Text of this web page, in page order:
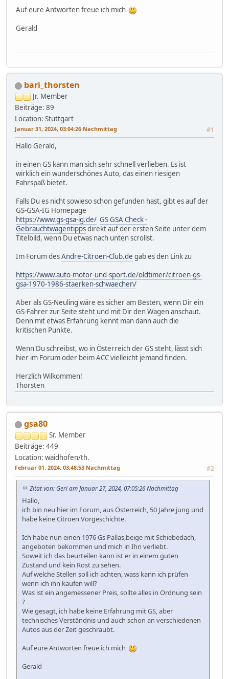
Auf eure Antworten freue ich mich
Gerald
bari_thorsten
Jr. Member
Beiträge: 89
Location: Stuttgart
Januar 31, 2024, 03:04:26 Nachmittag #1
Hallo Gerald,
in einen GS kann man sich sehr schnell verlieben. Es ist
wirklich ein wunderschönes Auto, das einen riesigen
Fahrspaß bietet.
Falls Du es nicht sowieso schon gefunden hast, gibt es auf der
GS-GSA-IG Homepage
https://www.gs-gsa-ig.de/ GS GSA Check -
Gebrauchtwagentippsdirekt auf der ersten Seite unter dem
Titelbild, wenn Du etwas nach unten scrollst.
Im Forum desAndre-Citroen-Club.de gab es den Link zu
https://www.auto-motor-und-sport.de/oldtimer/citroen-gs-
gsa-1970-1986-staerken-schwaechen/
Aber als GS-Neuling wäre es sicher am Besten, wenn Dir ein
GS-Fahrer zur Seite steht und mit Dir den Wagen anschaut.
Denn mit etwas Erfahrung kennt man dann auch die
kritischen Punkte.
Wenn Du schreibst, wo in Österreich der GS steht, lässt sich
hier im Forum oder beim ACC vielleicht jemand finden.
Herzlich Wilkommen!
Thorsten
gsa80
Sr. Member
Beiträge: 449
Location: waidhofen/th.
Februar 01, 2024, 03:48:53 Nachmittag #2
Zitat von: Geri am Januar 27, 2024, 07:05:26 Nachmittag
Hallo,
ich bin neu hier im Forum, aus Österreich, 50 Jahre jung und
habe keine Citroen Vorgeschichte.
Ich habe nun einen 1976 Gs Pallas,beige mit Schiebedach,
angeboten bekommen und mich in Ihn verliebt.
Soweit ich das beurteilen kann ist er in einem guten
Zustand und kein Rost zu sehen.
Auf welche Stellen soll ich achten, wass kann ich prüfen
wenn ich ihn kaufen will?
Was ist ein angemessener Preis, sollte alles in Ordnung sein
?
Wie gesagt, ich habe keine Erfahrung mit GS, aber
technisches Verständnis und auch schon an verschiedenen
Autos aus der Zeit geschraubt.
Auf eure Antworten freue ich mich
Gerald